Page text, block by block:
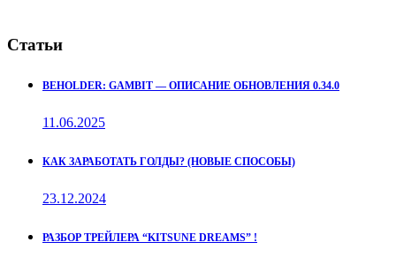
Статьи
BEHOLDER: GAMBIT — ОПИСАНИЕ ОБНОВЛЕНИЯ 0.34.0
11.06.2025
КАК ЗАРАБОТАТЬ ГОЛДЫ? (НОВЫЕ СПОСОБЫ)
23.12.2024
РАЗБОР ТРЕЙЛЕРА “KITSUNE DREAMS” !